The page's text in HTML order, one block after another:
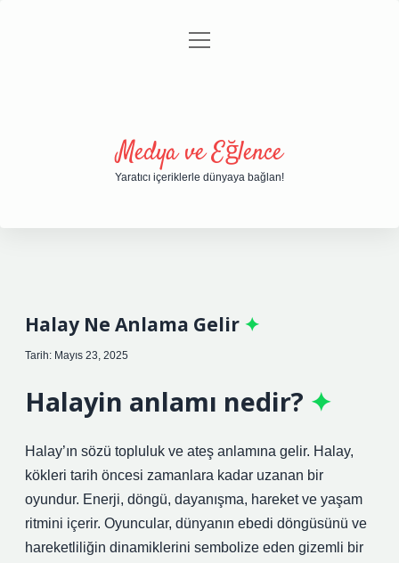
Gizlilik Politikası
menüyü
Medya ve Eğlence
Yaratıcı içeriklerle dünyaya bağlan!
Halay Ne Anlama Gelir
Tarih: Mayıs 23, 2025
Halayin anlamı nedir?
Halay’ın sözü topluluk ve ateş anlamına gelir. Halay,
kökleri tarih öncesi zamanlara kadar uzanan bir
oyundur. Enerji, döngü, dayanışma, hareket ve yaşam
ritmini içerir. Oyuncular, dünyanın ebedi döngüsünü ve
hareketliliğin dinamiklerini sembolize eden gizemli bir